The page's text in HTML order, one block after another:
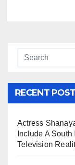
RECENT
Actress
Include A
Television